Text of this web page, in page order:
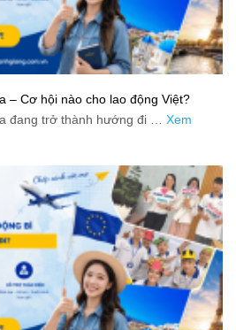
– Cơ hội nào cho lao động Việt?
đang trở thành hướng đi … Xem